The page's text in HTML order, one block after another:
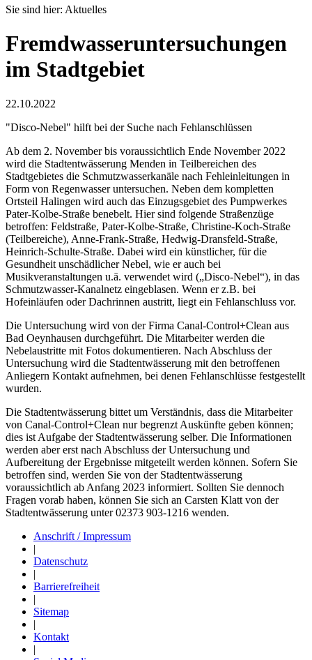
Sie sind hier: Aktuelles
Fremdwasseruntersuchungen
im Stadtgebiet
22.10.2022
"Disco-Nebel" hilft bei der Suche nach Fehlanschlüssen
Ab dem 2. November bis voraussichtlich Ende November 2022
wird die Stadtentwässerung Menden in Teilbereichen des
Stadtgebietes die Schmutzwasserkanäle nach Fehleinleitungen in
Form von Regenwasser untersuchen. Neben dem kompletten
Ortsteil Halingen wird auch das Einzugsgebiet des Pumpwerkes
Pater-Kolbe-Straße benebelt. Hier sind folgende Straßenzüge
betroffen: Feldstraße, Pater-Kolbe-Straße, Christine-Koch-Straße
(Teilbereiche), Anne-Frank-Straße, Hedwig-Dransfeld-Straße,
Heinrich-Schulte-Straße. Dabei wird ein künstlicher, für die
Gesundheit unschädlicher Nebel, wie er auch bei
Musikveranstaltungen u.ä. verwendet wird („Disco-Nebel“), in das
Schmutzwasser-Kanalnetz eingeblasen. Wenn er z.B. bei
Hofeinläufen oder Dachrinnen austritt, liegt ein Fehlanschluss vor.
Die Untersuchung wird von der Firma Canal-Control+Clean aus
Bad Oeynhausen durchgeführt. Die Mitarbeiter werden die
Nebelaustritte mit Fotos dokumentieren. Nach Abschluss der
Untersuchung wird die Stadtentwässerung mit den betroffenen
Anliegern Kontakt aufnehmen, bei denen Fehlanschlüsse festgestellt
wurden.
Die Stadtentwässerung bittet um Verständnis, dass die Mitarbeiter
von Canal-Control+Clean nur begrenzt Auskünfte geben können;
dies ist Aufgabe der Stadtentwässerung selber. Die Informationen
werden aber erst nach Abschluss der Untersuchung und
Aufbereitung der Ergebnisse mitgeteilt werden können. Sofern Sie
betroffen sind, werden Sie von der Stadtentwässerung
voraussichtlich ab Anfang 2023 informiert. Sollten Sie dennoch
Fragen vorab haben, können Sie sich an Carsten Klatt von der
Stadtentwässerung unter 02373 903-1216 wenden.
Anschrift / Impressum
|
Datenschutz
|
Barrierefreiheit
|
Sitemap
|
Kontakt
|